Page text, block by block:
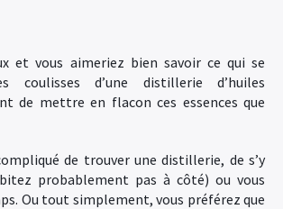
et vous aimeriez bien savoir ce qui se
coulisses d’une distillerie d’huiles
de mettre en flacon ces essences que
de trouver une distillerie, de s’y
probablement pas à côté) ou vous
Ou tout simplement, vous préférez que